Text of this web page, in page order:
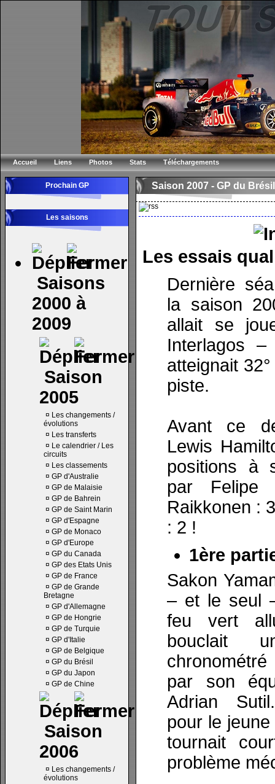
Accueil Liens Photos Stats Téléchargements
Prochain GP
Les saisons
Saisons
2000 à
2009
Saison
2005
¤ Les changements /
évolutions
¤ Les transferts
¤ Le calendrier / Les
circuits
¤ Les classements
¤ GP d'Australie
¤ GP de Malaisie
¤ GP de Bahrein
¤ GP de Saint Marin
¤ GP d'Espagne
¤ GP de Monaco
¤ GP d'Europe
¤ GP du Canada
¤ GP des Etats Unis
¤ GP de France
¤ GP de Grande
Bretagne
¤ GP d'Allemagne
¤ GP de Hongrie
¤ GP de Turquie
¤ GP d'Italie
¤ GP de Belgique
¤ GP du Brésil
¤ GP du Japon
¤ GP de Chine
Saison
2006
¤ Les changements /
évolutions
Saison 2007 - GP du Brésil
Les essais
Dernière
la saison
allait se
Interlagos
atteignait
piste.
Avant ce
Lewis
positions à
par
Raikkonen :
: 2 !
1ère
Sakon
– et le seul
feu vert
bouclait
par son
Adrian
pour le
tournait
problème